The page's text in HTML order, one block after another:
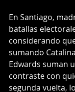
En Santiago,
batallas
considerando
sumando
Edwards suman
contraste con
segunda vuelta,